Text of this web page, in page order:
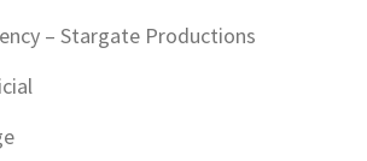
– Stargate Productions